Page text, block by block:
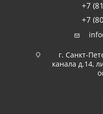
+7
+7
г. Санкт-
канала д.14,